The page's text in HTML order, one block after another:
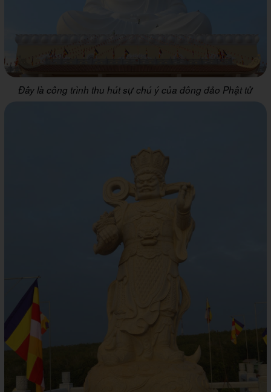
Đây là công trình thu hút sự chú ý của đông đảo Phật tử